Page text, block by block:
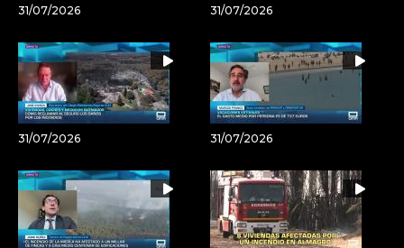
31/07/2026 31/07/2026
31/07/2026 31/07/2026